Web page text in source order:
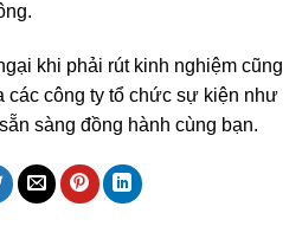
khi phải rút kinh nghiệm cũng
các công ty tổ chức sự kiện như
sàng đồng hành cùng bạn.